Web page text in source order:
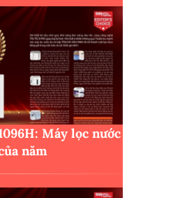
Máy lọc nước
năm